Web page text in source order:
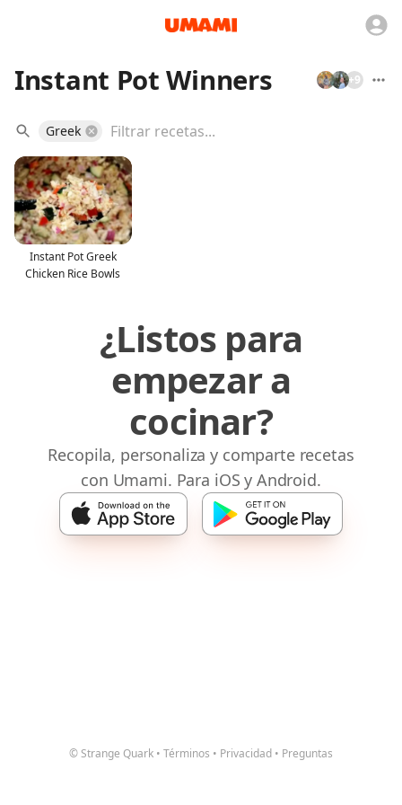
Instant Pot Winners +9
Greek
Instant Pot Greek
Chicken Rice Bowls
¿Listos para
empezar a
cocinar?
Recopila, personaliza y comparte recetas
con Umami. Para iOS y Android.
© Strange Quark • Términos • Privacidad • Preguntas